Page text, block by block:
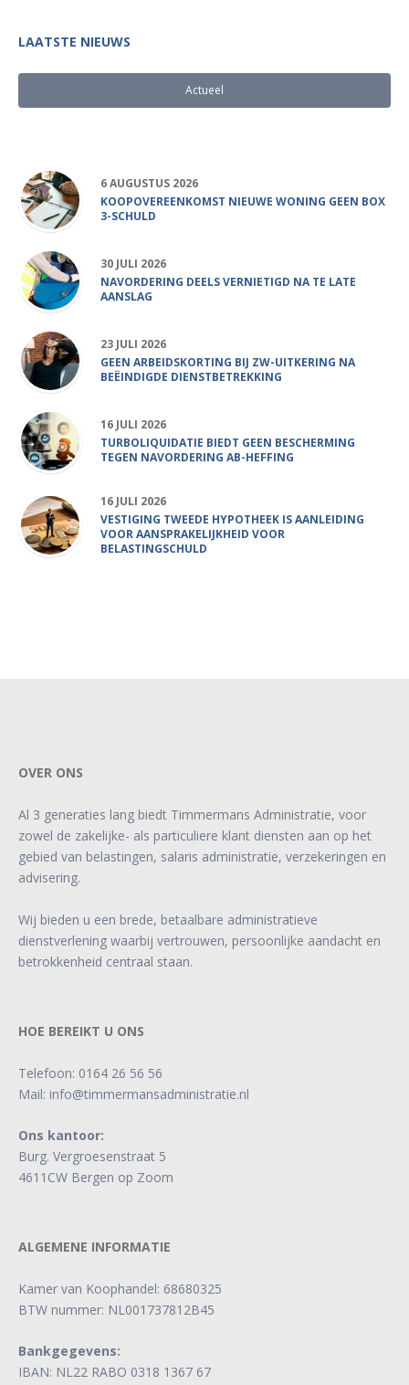
LAATSTE NIEUWS
Actueel
6 AUGUSTUS 2026
KOOPOVEREENKOMST NIEUWE WONING GEEN BOX
3-SCHULD
30 JULI 2026
NAVORDERING DEELS VERNIETIGD NA TE LATE
AANSLAG
23 JULI 2026
GEEN ARBEIDSKORTING BIJ ZW-UITKERING NA
BEËINDIGDE DIENSTBETREKKING
16 JULI 2026
TURBOLIQUIDATIE BIEDT GEEN BESCHERMING
TEGEN NAVORDERING AB-HEFFING
16 JULI 2026
VESTIGING TWEEDE HYPOTHEEK IS AANLEIDING
VOOR AANSPRAKELIJKHEID VOOR
BELASTINGSCHULD
OVER ONS
Al 3 generaties lang biedt Timmermans Administratie, voor
zowel de zakelijke- als particuliere klant diensten aan op het
gebied van belastingen, salaris administratie, verzekeringen en
advisering.
Wij bieden u een brede, betaalbare administratieve
dienstverlening waarbij vertrouwen, persoonlijke aandacht en
betrokkenheid centraal staan.
HOE BEREIKT U ONS
Telefoon: 0164 26 56 56
Mail: info@timmermansadministratie.nl
Ons kantoor:
Burg. Vergroesenstraat 5
4611CW Bergen op Zoom
ALGEMENE INFORMATIE
Kamer van Koophandel: 68680325
BTW nummer: NL001737812B45
Bankgegevens:
IBAN: NL22 RABO 0318 1367 67